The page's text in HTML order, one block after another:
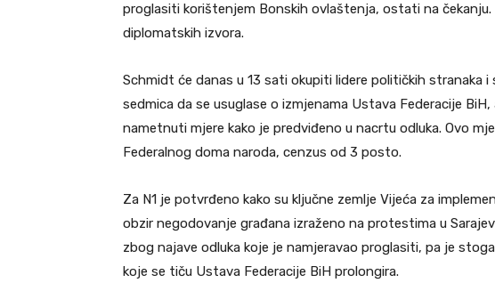
proglasiti korištenjem Bonskih ovlaštenja, ostati na čekanju.
diplomatskih izvora.
Schmidt će danas u 13 sati okupiti lidere političkih stranaka
sedmica da se usuglase o izmjenama Ustava Federacije
nametnuti mjere kako je predviđeno u nacrtu odluka. Ovo
Federalnog doma naroda, cenzus od 3 posto.
Za N1 je potvrđeno kako su ključne zemlje Vijeća za
obzir negodovanje građana izraženo na protestima u
zbog najave odluka koje je namjeravao proglasiti, pa je
koje se tiču Ustava Federacije BiH prolongira.